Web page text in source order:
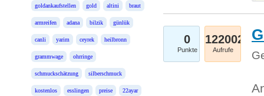
goldankaufstellen gold altini braut
armreifen adana bilzik günlük
canli yarim ceyrek heilbronn
grammwage ohrringe
schmuckschätzung silberschmuck
kostenlos esslingen preise 22ayar
0
Punkte
122002
Aufrufe